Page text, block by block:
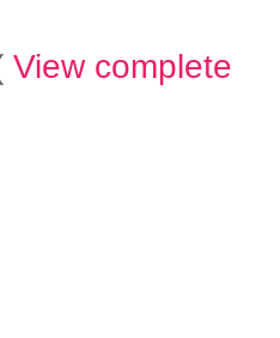
View complete